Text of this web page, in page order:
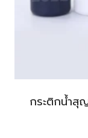
กระติกน้ำสุ